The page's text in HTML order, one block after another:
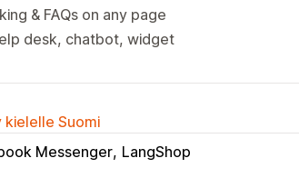
& FAQs on any page
desk, chatbot, widget
Suomi
Messenger LangShop